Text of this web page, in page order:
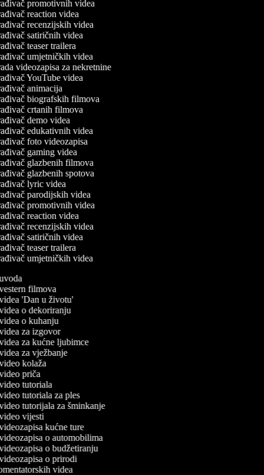
promotivnih videa
reaction videa
recenzijskih videa
satiričnih videa
teaser trailera
umjetničkih videa
videozapisa za nekretnine
YouTube videa
animacija
biografskih filmova
crtanih filmova
demo videa
edukativnih videa
foto videozapisa
gaming videa
glazbenih filmova
glazbenih spotova
lyric videa
parodijskih videa
promotivnih videa
reaction videa
recenzijskih videa
satiričnih videa
teaser trailera
umjetničkih videa
filmova
'Dan u životu'
o dekoriranju
o kuhanju
za izgovor
za kućne ljubimce
za vježbanje
kolaža
priča
tutoriala
tutoriala za ples
tutorijala za šminkanje
vijesti
kućne ture
o automobilima
o budžetiranju
o prirodi
videa